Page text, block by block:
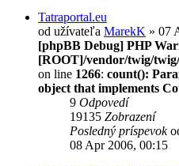
Tatraportal.eu
od užívateľa MarekK » 07
[phpBB Debug] PHP
[ROOT]/vendor/twig/
on line 1266: count():
object that implements
9 Odpovedí
19135 Zobrazení
Posledný príspevok
08 Apr 2006, 00:15